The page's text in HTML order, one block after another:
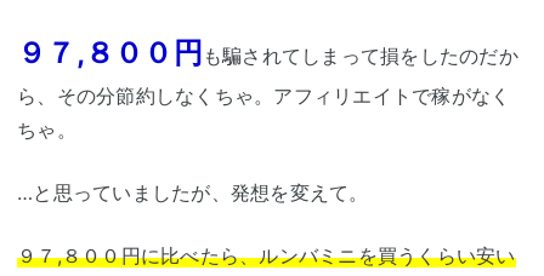
９７,８００円 も騙されてしまって損をしたのだか
ら、その分節約しなくちゃ。アフィリエイトで稼がなく
ちゃ。
…と思っていましたが、発想を変えて。
９７,８００円に比べたら、ルンバミニを買うくらい安い